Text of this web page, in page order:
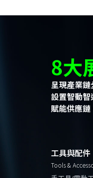
8大
呈現產業
設置智動
賦能供應鏈
工具與配件
Tools &